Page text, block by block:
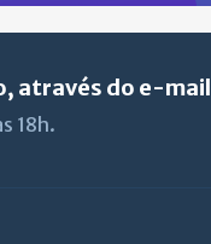
através do e-mail
18h.